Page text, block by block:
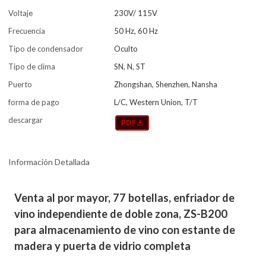
Voltaje
230V/ 115V
Frecuencia
50 Hz, 60 Hz
Tipo de condensador
Oculto
Tipo de clima
SN, N, ST
Puerto
Zhongshan, Shenzhen, Nansha
forma de pago
L/C, Western Union, T/T
descargar
Información Detallada
Venta al por mayor, 77 botellas, enfriador de
vino independiente de doble zona, ZS-B200
para almacenamiento de vino con estante de
madera y puerta de vidrio completa